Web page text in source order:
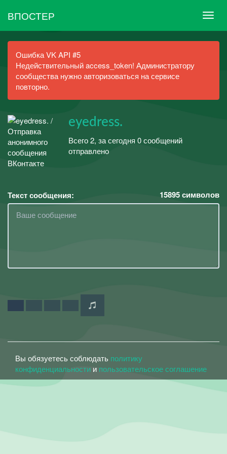
ВПОСТЕР
Ошибка VK API #5
Недействительный access_token! Администратору
сообщества нужно авторизоваться на сервисе
повторно.
eyedress.
Всего 2, за сегодня 0 сообщений
отправлено
Текст сообщения: 15895символов
Вы обязуетесь соблюдать политику
конфиденциальности и пользовательское соглашение